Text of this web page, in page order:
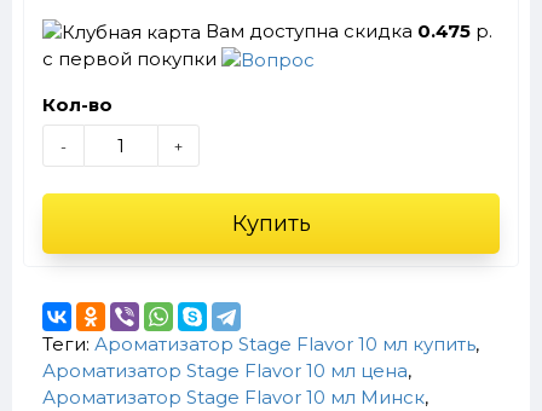
Вам доступна скидка 0.475 р.
с первой покупки
Кол-во
- +
Купить
Теги: Ароматизатор Stage Flavor 10 мл купить,
Ароматизатор Stage Flavor 10 мл цена,
Ароматизатор Stage Flavor 10 мл Минск,